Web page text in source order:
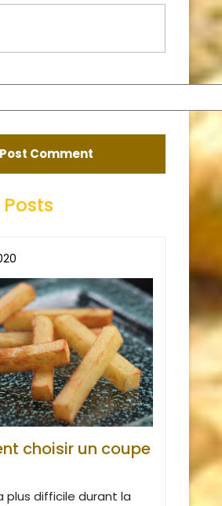
choisir un coupe
plus difficile durant la